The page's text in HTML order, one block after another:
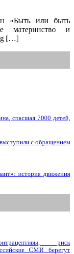
«Быть или быть
материнство и
[…]
спасшая 7000 детей,
с обращением
история движения
риск
СМИ берегут